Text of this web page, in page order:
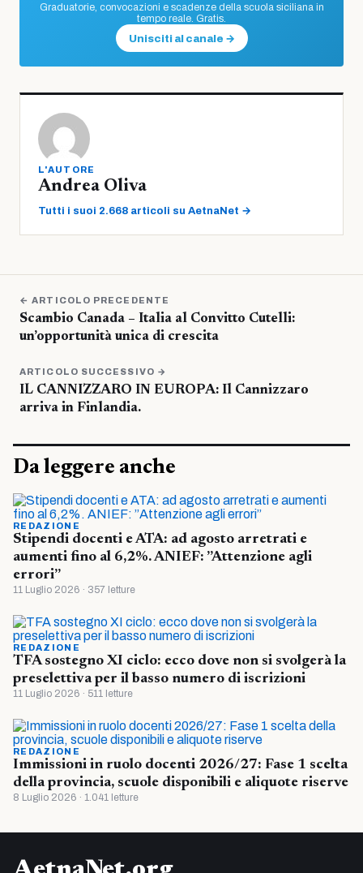
Graduatorie, convocazioni e scadenze della scuola siciliana in
tempo reale. Gratis.
Unisciti al canale →
L'AUTORE
Andrea Oliva
Tutti i suoi 2.668 articoli su AetnaNet →
← ARTICOLO PRECEDENTE
Scambio Canada – Italia al Convitto Cutelli:
un’opportunità unica di crescita
ARTICOLO SUCCESSIVO →
IL CANNIZZARO IN EUROPA: Il Cannizzaro
arriva in Finlandia.
Da leggere anche
REDAZIONE
Stipendi docenti e ATA: ad agosto arretrati e
aumenti fino al 6,2%. ANIEF: ”Attenzione agli
errori”
11 Luglio 2026 · 357 letture
REDAZIONE
TFA sostegno XI ciclo: ecco dove non si svolgerà la
preselettiva per il basso numero di iscrizioni
11 Luglio 2026 · 511 letture
REDAZIONE
Immissioni in ruolo docenti 2026/27: Fase 1 scelta
della provincia, scuole disponibili e aliquote riserve
8 Luglio 2026 · 1.041 letture